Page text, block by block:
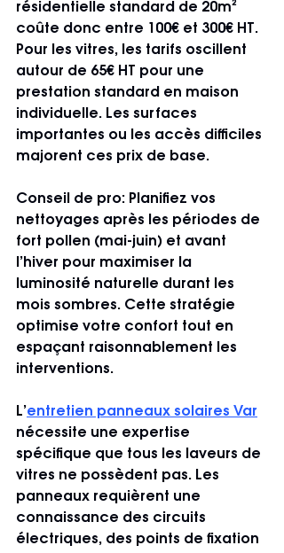
résidentielle standard de 20m²
coûte donc entre 100€ et 300€ HT.
Pour les vitres, les tarifs oscillent
autour de 65€ HT pour une
prestation standard en maison
individuelle. Les surfaces
importantes ou les accès difficiles
majorent ces prix de base.
Conseil de pro: Planifiez vos
nettoyages après les périodes de
fort pollen (mai-juin) et avant
l’hiver pour maximiser la
luminosité naturelle durant les
mois sombres. Cette stratégie
optimise votre confort tout en
espaçant raisonnablement les
interventions.
L’entretien panneaux solaires Var
nécessite une expertise
spécifique que tous les laveurs de
vitres ne possèdent pas. Les
panneaux requièrent une
connaissance des circuits
électriques, des points de fixation